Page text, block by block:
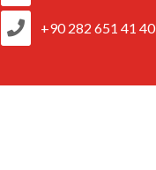
+90 282 651 41 40